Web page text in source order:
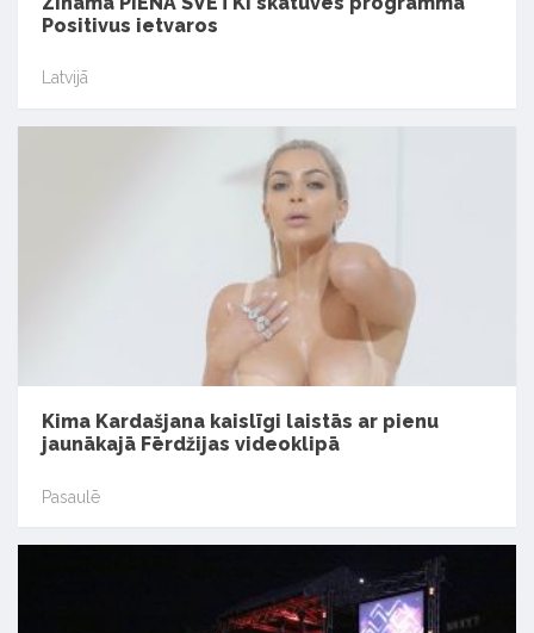
Positivus ietvaros
Latvijā
Kima Kardašjana kaislīgi laistās ar pienu
jaunākajā Fērdžijas videoklipā
Pasaulē